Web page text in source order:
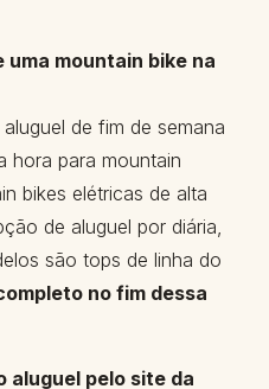
mountain bike na
de fim de semana
hora para mountain
bikes elétricas de alta
de aluguel por diária,
são tops de linha do
no fim dessa
aluguel pelo site da